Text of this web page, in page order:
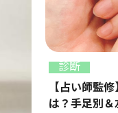
診断
【占い師監
は？手足別